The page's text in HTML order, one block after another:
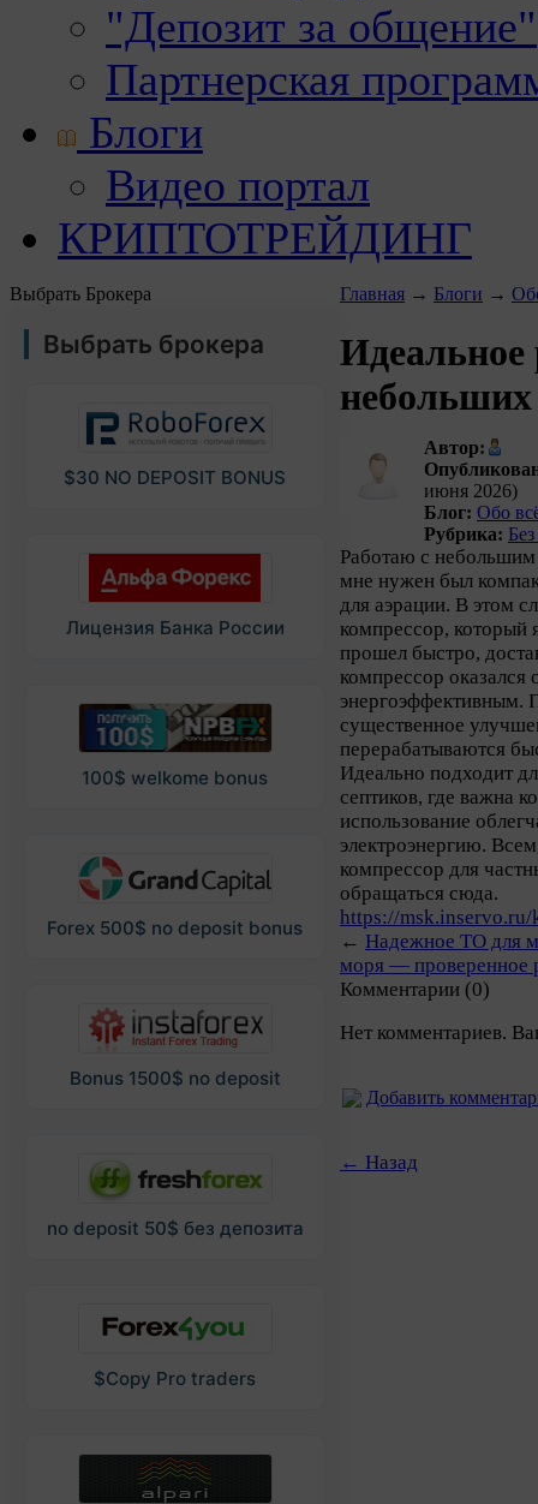
"Депозит за общение"
Партнерская
Блоги
Видео портал
КРИПТОТРЕЙДИНГ
Выбрать Брокера
Выбрать брокера
$30 NO DEPOSIT BONUS
Лицензия Банка России
100$ welkome bonus
Forex 500$ no deposit bonus
Bonus 1500$ no deposit
no deposit 50$ без депозита
$Copy Pro traders
Главная → Блоги →
Идеальное
небольших
Автор:
июня 2026)
Блог: Обо
Рубрика:
Работаю с
мне нужен был
для аэрации. В этом
компрессор, который
прошел быстро,
компрессор оказался
энергоэффективным.
существенное
перерабатываются
Идеально подходит
септиков, где важна
использование
электроэнергию.
компрессор для
обращаться сюда.
https://
← Надежное ТО для
моря — проверенное
Комментарии (0)
Нет комментариев.
Добавить
← Назад